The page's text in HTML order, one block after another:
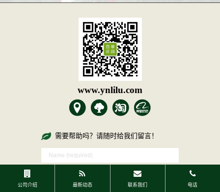
www.ynlilu.com
需要帮助吗？请随时给我们留言！
公司介绍 最新动态 联系我们 电话